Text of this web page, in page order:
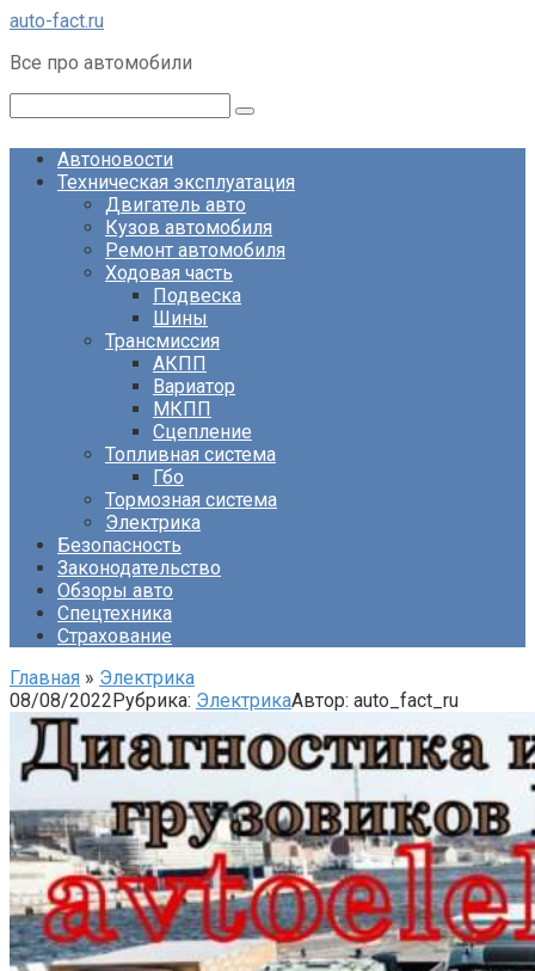
Перейти
контенту
auto-fact.ru
Все про автомобили
Автоновости
Техническая эксплуатация
Двигатель авто
Кузов автомобиля
Ремонт автомобиля
Ходовая часть
Подвеска
Шины
Трансмиссия
АКПП
Вариатор
МКПП
Сцепление
Топливная система
Гбо
Тормозная система
Электрика
Безопасность
Законодательство
Обзоры авто
Спецтехника
Страхование
Главная » Электрика
08/08/2022Рубрика: ЭлектрикаАвтор: auto_fact_ru